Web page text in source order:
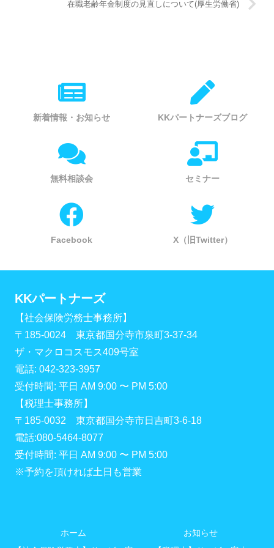
在職老齢年金制度の見直しについて(厚生労働省)
新着情報・お知らせ KKパートナーズブログ
無料相談会 セミナー
Facebook X（旧Twitter）
KKパートナーズ
【社会保険労務士事務所】
〒185-0024 東京都国分寺市泉町3-37-34
ザ・マクロコスモス409号室
電話: 042-323-3957
受付時間: 平日 AM 9:00 〜 PM 5:00
【税理士事務所】
〒185-0032 東京都国分寺市日吉町3-6-18
電話:080-5464-8077
受付時間: 平日 AM 9:00 〜 PM 5:00
※予約を頂ければ土日も営業
ホーム
お知らせ